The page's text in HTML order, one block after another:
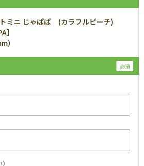
ミニ じゃぱぱ (カラフルピーチ)
）